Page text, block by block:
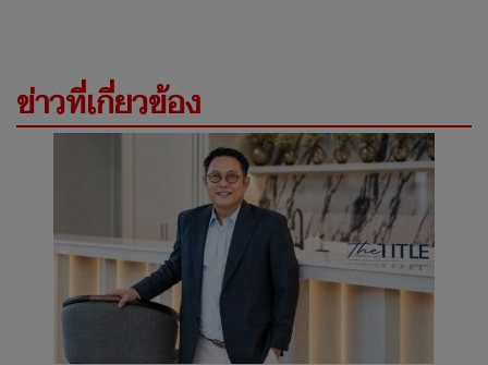
ข่าวที่เกี่ยวข้อง